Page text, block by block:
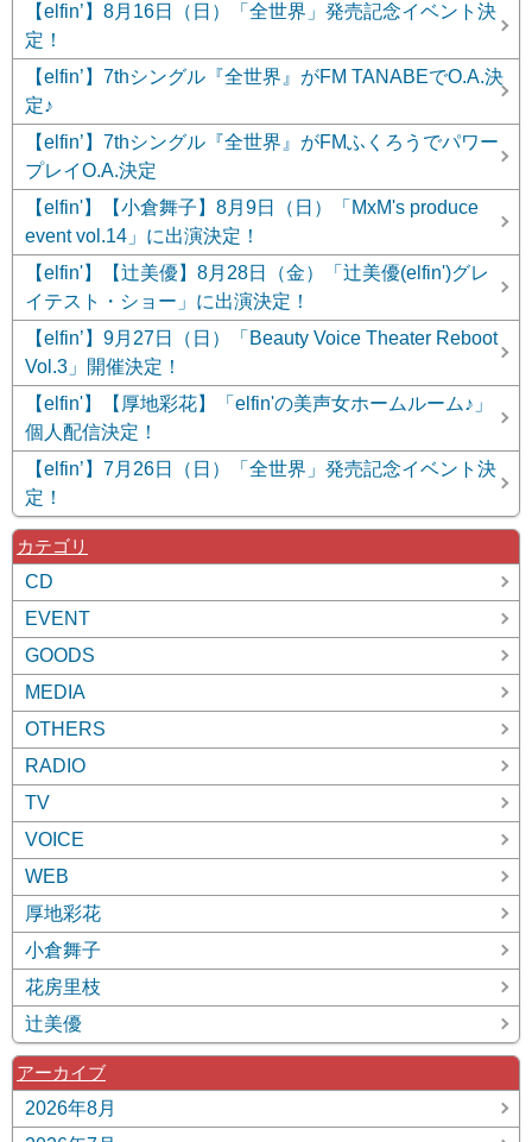
【elfin’】8月16日（日）「全世界」発売記念イベント決
定！
【elfin’】7thシングル『全世界』がFM TANABEでO.A.決
定♪
【elfin’】7thシングル『全世界』がFMふくろうでパワー
プレイO.A.決定
【elfin'】【小倉舞子】8月9日（日）「MxM's produce
event vol.14」に出演決定！
【elfin'】【辻美優】8月28日（金）「辻美優(elfin')グレ
イテスト・ショー」に出演決定！
【elfin’】9月27日（日）「Beauty Voice Theater Reboot
Vol.3」開催決定！
【elfin'】【厚地彩花】「elfin'の美声女ホームルーム♪」
個人配信決定！
【elfin’】7月26日（日）「全世界」発売記念イベント決
定！
カテゴリ
CD
EVENT
GOODS
MEDIA
OTHERS
RADIO
TV
VOICE
WEB
厚地彩花
小倉舞子
花房里枝
辻美優
アーカイブ
2026年8月